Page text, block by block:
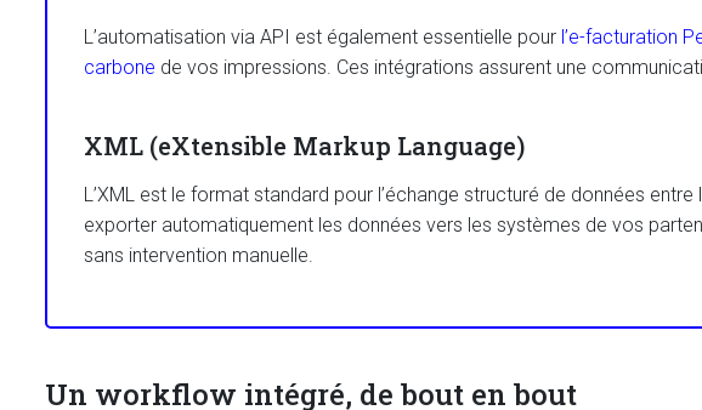
L’automatisation via API est également essentielle pour l’e-facturation
carbone de vos impressions. Ces intégrations assurent une
XML (eXtensible Markup Language)
L’XML est le format standard pour l’échange structuré de données
exporter automatiquement les données vers les systèmes de vos
sans intervention manuelle.
Un workflow intégré, de bout en bout